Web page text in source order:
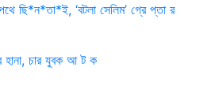
ছি*ন*তা*ই, ‘বটলা সেলিম’ গ্রে প্তা র
হানা, চার যুবক আ ট ক